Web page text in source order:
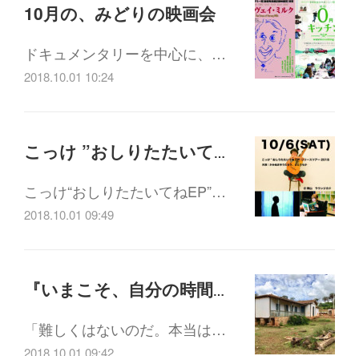
10月の、みどりの映画会
ドキュメンタリーを中心に、…
2018.10.01 10:24
こっけ ”おしりたたいてね” EPリリースツアー10/6 (土) 17:30-
こっけ“おしりたたいてねEP”…
2018.10.01 09:49
『いまこそ、自分の時間を生きる』 記録映像作家 岡村淳監督トーク&上映会 10/3(水) 15:00-
「難しくはないのだ。本当は…
2018.10.01 09:42